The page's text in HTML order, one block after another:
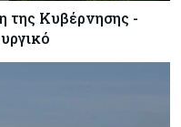
της Κυβέρνησης -